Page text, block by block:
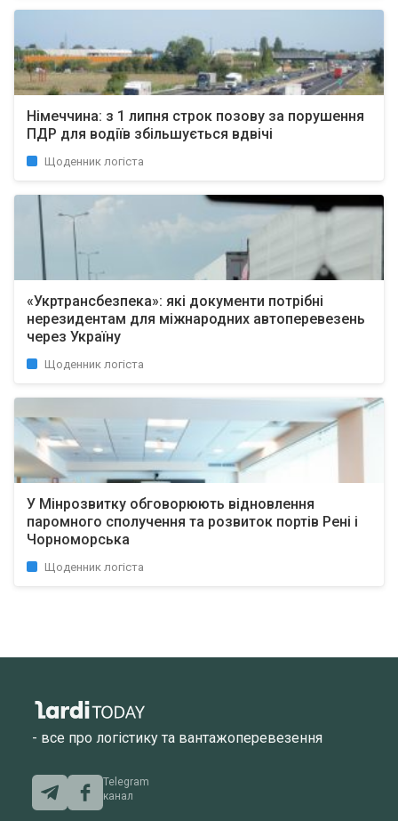
Німеччина: з 1 липня строк позову за порушення
ПДР для водіїв збільшується вдвічі
Щоденник логіста
«Укртрансбезпека»: які документи потрібні
нерезидентам для міжнародних автоперевезень
через Україну
Щоденник логіста
У Мінрозвитку обговорюють відновлення
паромного сполучення та розвиток портів Рені і
Чорноморська
Щоденник логіста
- все про логістику та вантажоперевезення
Telegram
канал